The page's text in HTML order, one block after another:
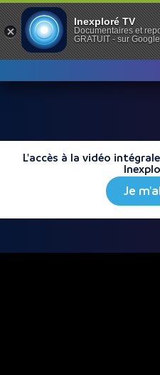
L'accès à la vidéo
Je
Inexploré TV
Documentaires et
GRATUIT - sur